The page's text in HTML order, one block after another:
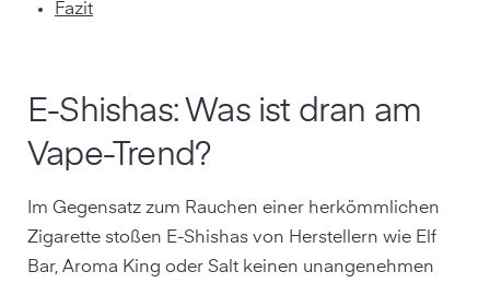
Fazit
E-Shishas: Was ist dran am
Vape-Trend?
Im Gegensatz zum Rauchen einer herkömmlichen
Zigarette stoßen E-Shishas von Herstellern wie Elf
Bar, Aroma King oder Salt keinen unangenehmen